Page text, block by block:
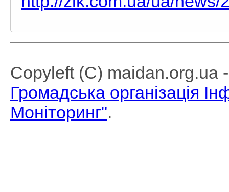
Copyleft (C) maidan.org.ua
Громадська організація
Моніторинг".